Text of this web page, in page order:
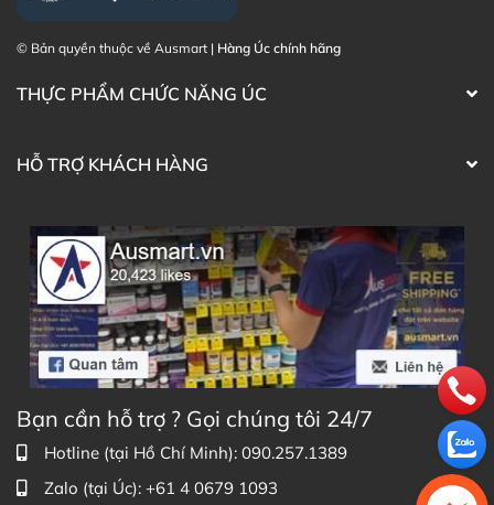
Công dụng của Bioglan Red Krill Plus Curcumin
Hướng dẫn sử dụng Viên uống hỗ trợ giảm
đau viêm khớp Bioglan Red Krill Plus
Curcumin
© Bản quyền thuộc về Ausmart | Hàng Úc chính hãng
THỰC PHẨM CHỨC NĂNG ÚC
HỖ TRỢ KHÁCH HÀNG
Bạn cần hỗ trợ ? Gọi chúng tôi 24/7
Hotline (tại Hồ Chí Minh): 090.257.1389
Zalo (tại Úc): +61 4 0679 1093